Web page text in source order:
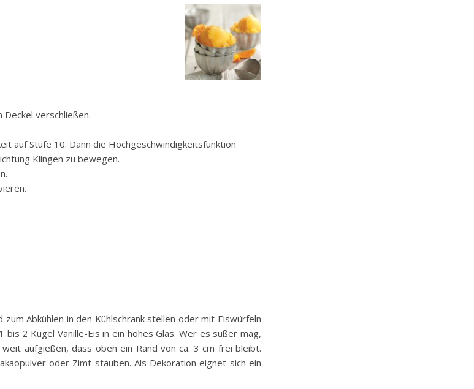
verschließen.
auf Stufe 10. Dann die Hochgeschwindigkeitsfunktion
Klingen zu bewegen.
Abkühlen in den Kühlschrank stellen oder mit Eiswürfeln
2 Kugel Vanille-Eis in ein hohes Glas. Wer es süßer mag,
aufgießen, dass oben ein Rand von ca. 3 cm frei bleibt.
oder Zimt stäuben. Als Dekoration eignet sich ein